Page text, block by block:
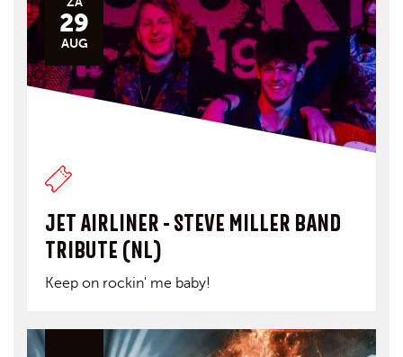
29
AUG
JET AIRLINER - STEVE MILLER BAND
TRIBUTE (NL)
Keep on rockin' me baby!